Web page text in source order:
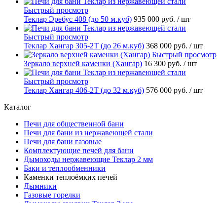
Быстрый просмотр
Теклар Эребус 408 (до 50 м.куб) 935 000 руб. / шт
Быстрый просмотр
Теклар Хангар 305-2Т (до 26 м.куб) 368 000 руб. / шт
Быстрый просмотр
Зеркало верхней каменки (Хангар) 16 300 руб. / шт
Быстрый просмотр
Теклар Хангар 406-2Т (до 32 м.куб) 576 000 руб. / шт
Каталог
Печи для общественной бани
Печи для бани из нержавеющей стали
Печи для бани газовые
Комплектующие печей для бани
Дымоходы нержавеющие Теклар 2 мм
Баки и теплообменники
Каменки теплоёмких печей
Дымники
Газовые горелки